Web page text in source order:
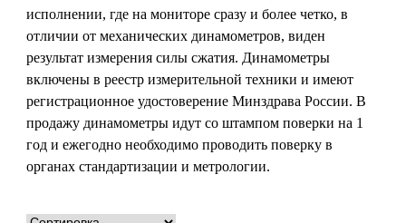
исполнении, где на мониторе сразу и более четко, в
отличии от механических динамометров, виден
результат измерения силы сжатия. Динамометры
включены в реестр измерительной техники и имеют
регистрационное удостоверение Минздрава России. В
продажу динамометры идут со штампом поверки на 1
год и ежегодно необходимо проводить поверку в
органах стандартизации и метрологии.